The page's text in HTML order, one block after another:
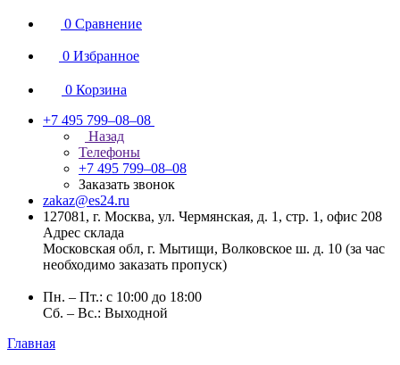
0 Сравнение
0 Избранное
0 Корзина
+7 495 799–08–08
Назад
Телефоны
+7 495 799–08–08
Заказать звонок
zakaz@es24.ru
127081, г. Москва, ул. Чермянская, д. 1, стр. 1, офис 208
Адрес склада
Московская обл, г. Мытищи, Волковское ш. д. 10 (за час
необходимо заказать пропуск)
Пн. – Пт.: с 10:00 до 18:00
Сб. – Вс.: Выходной
Главная